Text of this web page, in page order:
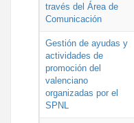
través del Área de
Comunicación
Gestión de ayudas y
actividades de
promoción del
valenciano
organizadas por el
SPNL